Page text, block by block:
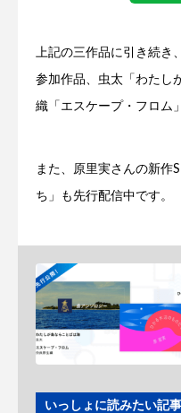
上記の三作品に引き続き
参加作品、虫太「わたし
織「エスケープ・フロム
また、原里実さんの新作
ち」も先行配信中です。
いっしょに読みたい記